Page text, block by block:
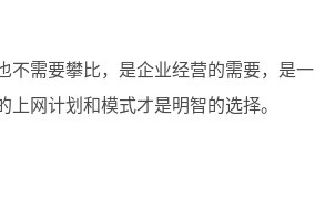
不需要攀比，是企业经营的需要，是一
网计划和模式才是明智的选择。